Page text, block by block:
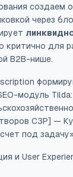
создаем
через
критично для
B2B-нише.
модуль
СЗР] —
под
и User